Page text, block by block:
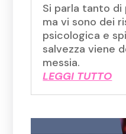
Si parla tanto
ma vi sono dei
psicologica e
salvezza viene
messia.
LEGGI TUTTO